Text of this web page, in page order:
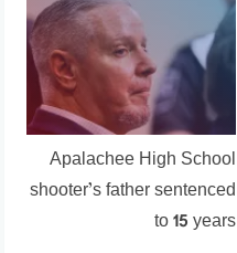
Apalachee High School
shooter’s father sentenced
to 15 years